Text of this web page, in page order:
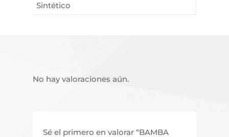
Sintético
No hay valoraciones aún.
Sé el primero en valorar “BAMBA